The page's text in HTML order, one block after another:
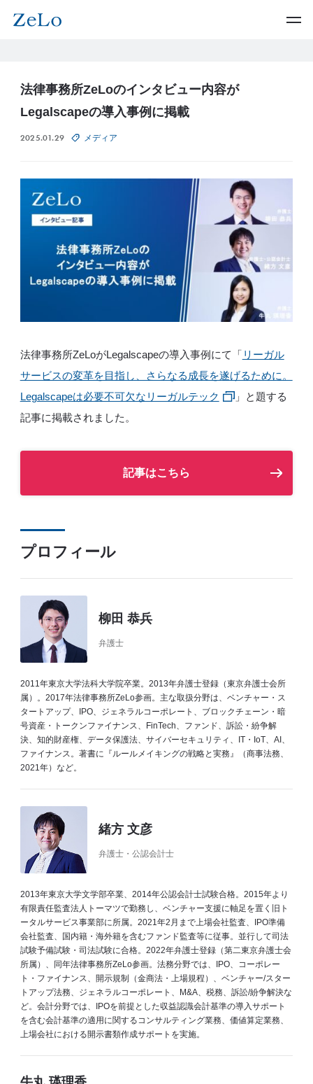
法律事務所ZeLoのインタビュー内容が
Legalscapeの導入事例に掲載
2025.01.29 メディア
法律事務所ZeLoがLegalscapeの導入事例にて「 リーガル
サービスの変革を目指し、さらなる成長を遂げるために。
Legalscapeは必要不可欠なリーガルテック
」と題する
記事に掲載されました。
記事はこちら
プロフィール
柳田 恭兵
弁護士
2011年東京大学法科大学院卒業。2013年弁護士登録（東京弁護士会所
属）。2017年法律事務所ZeLo参画。主な取扱分野は、ベンチャー・ス
タートアップ、IPO、ジェネラルコーポレート、ブロックチェーン・暗
号資産・トークンファイナンス、FinTech、ファンド、訴訟・紛争解
決、知的財産権、データ保護法、サイバーセキュリティ、IT・IoT、AI、
ファイナンス。著書に『ルールメイキングの戦略と実務』（商事法務、
2021年）など。
緒方 文彦
弁護士・公認会計士
2013年東京大学文学部卒業、2014年公認会計士試験合格。2015年より
有限責任監査法人トーマツで勤務し、ベンチャー支援に軸足を置く旧ト
ータルサービス事業部に所属。2021年2月まで上場会社監査、IPO準備
会社監査、国内籍・海外籍を含むファンド監査等に従事。並行して司法
試験予備試験・司法試験に合格。2022年弁護士登録（第二東京弁護士会
所属）、同年法律事務所ZeLo参画。法務分野では、IPO、コーポレー
ト・ファイナンス、開示規制（金商法・上場規程）、ベンチャー/スター
トアップ法務、ジェネラルコーポレート、M&A、税務、訴訟/紛争解決な
ど。会計分野では、IPOを前提とした収益認識会計基準の導入サポート
を含む会計基準の適用に関するコンサルティング業務、価値算定業務、
上場会社における開示書類作成サポートを実施。